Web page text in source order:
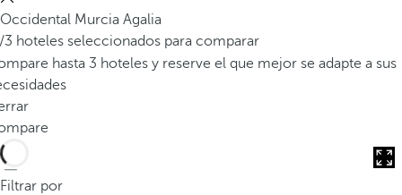
r
g
.
Occidental Murcia Agalia
/3 hoteles seleccionados para comparar
hasta 3 hoteles y reserve el que mejor se adapte a sus
Filtrar por